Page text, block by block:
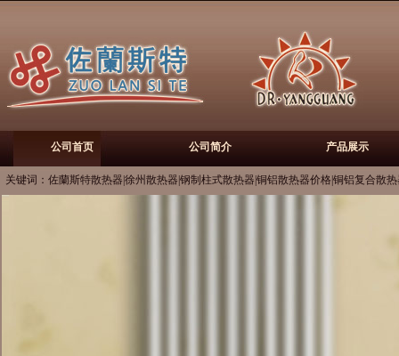
公司首页 公司简介 产品展示
关键词：佐蘭斯特散热器|徐州散热器|钢制柱式散热器|铜铝散热器价格|铜铝复合散